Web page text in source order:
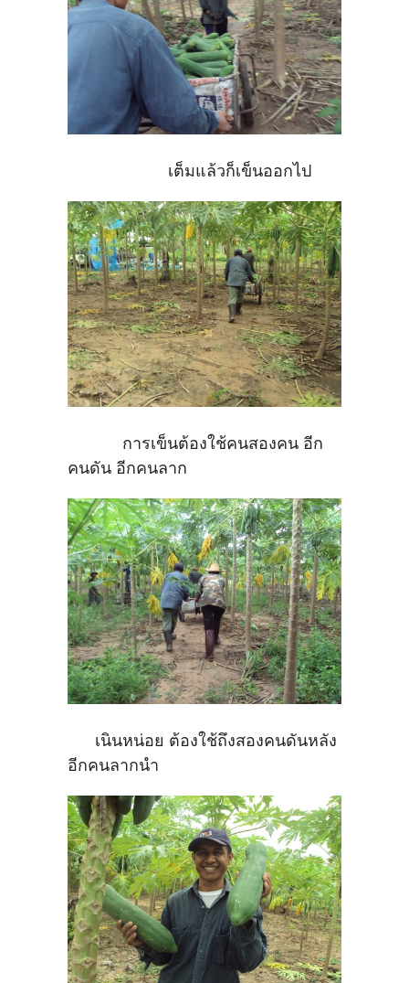
เต็มแล้วก็เข็นออกไป
การเข็นต้องใช้คนสองคน อีก
คนดัน อีกคนลาก
เนินหน่อย ต้องใช้ถึงสองคนดันหลัง
อีกคนลากนำ